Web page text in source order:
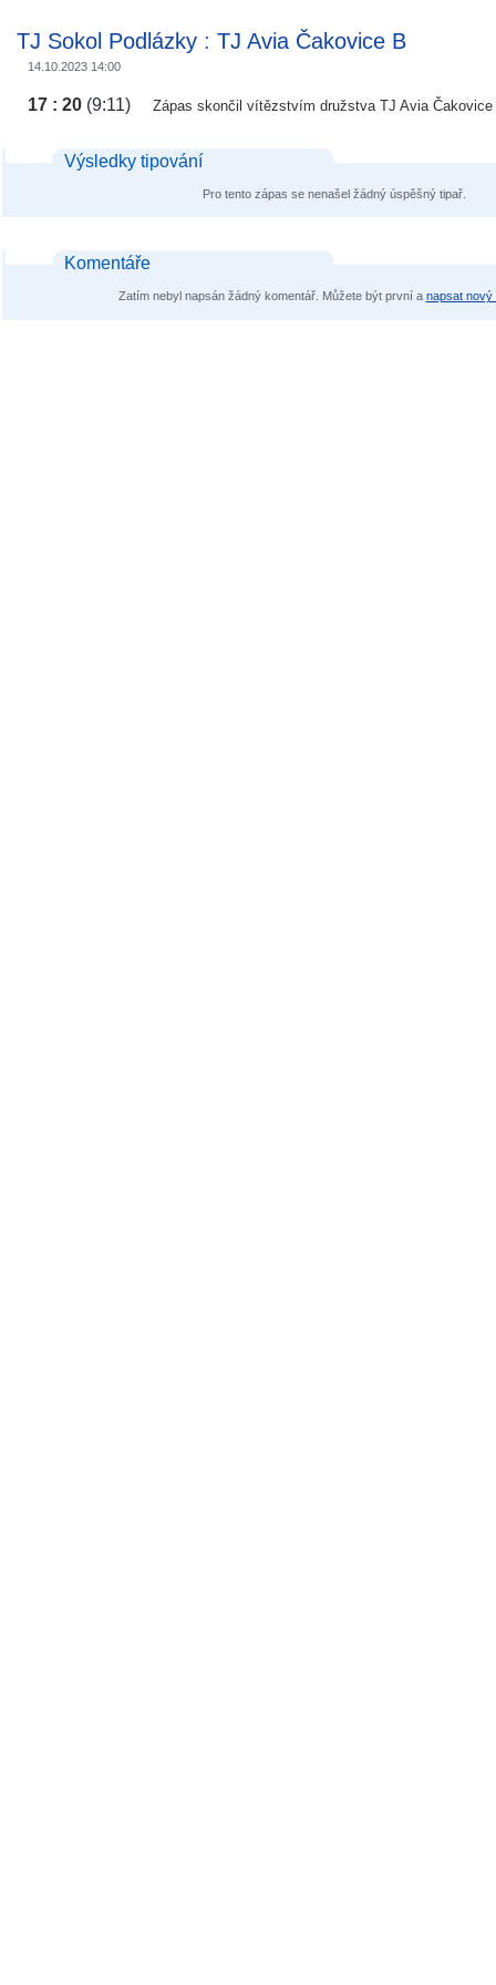
TJ Sokol Podlázky : TJ Avia Čakovice B
14.10.2023 14:00
17 : 20 (9:11) Zápas skončil vítězstvím družstva TJ Avia Čakovice
Výsledky tipování
Pro tento zápas se nenašel žádný úspěšný tipař.
Komentáře
Zatím nebyl napsán žádný komentář. Můžete být první a napsat nový